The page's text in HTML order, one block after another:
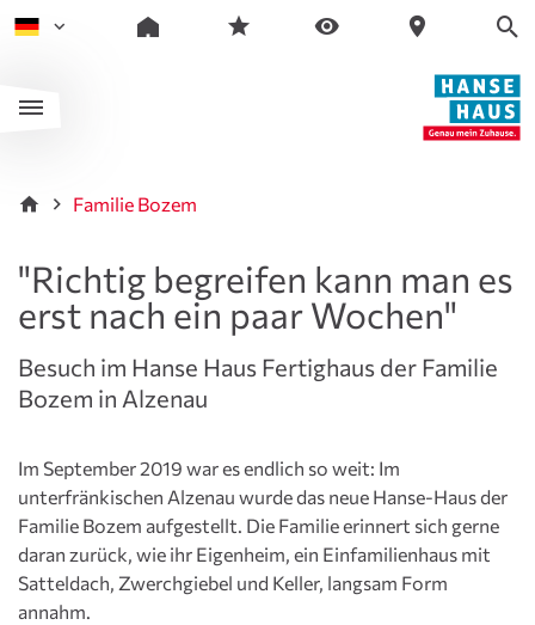
Familie Bozem
Besuch im Hanse Haus Fertighaus der Familie
Bozem in Alzenau
"Richtig begreifen kann man es
erst nach ein paar Wochen"
Im September 2019 war es endlich so weit: Im
unterfränkischen Alzenau wurde das neue Hanse-Haus der
Familie Bozem aufgestellt. Die Familie erinnert sich gerne
daran zurück, wie ihr Eigenheim, ein Einfamilienhaus mit
Satteldach, Zwerchgiebel und Keller, langsam Form
annahm.